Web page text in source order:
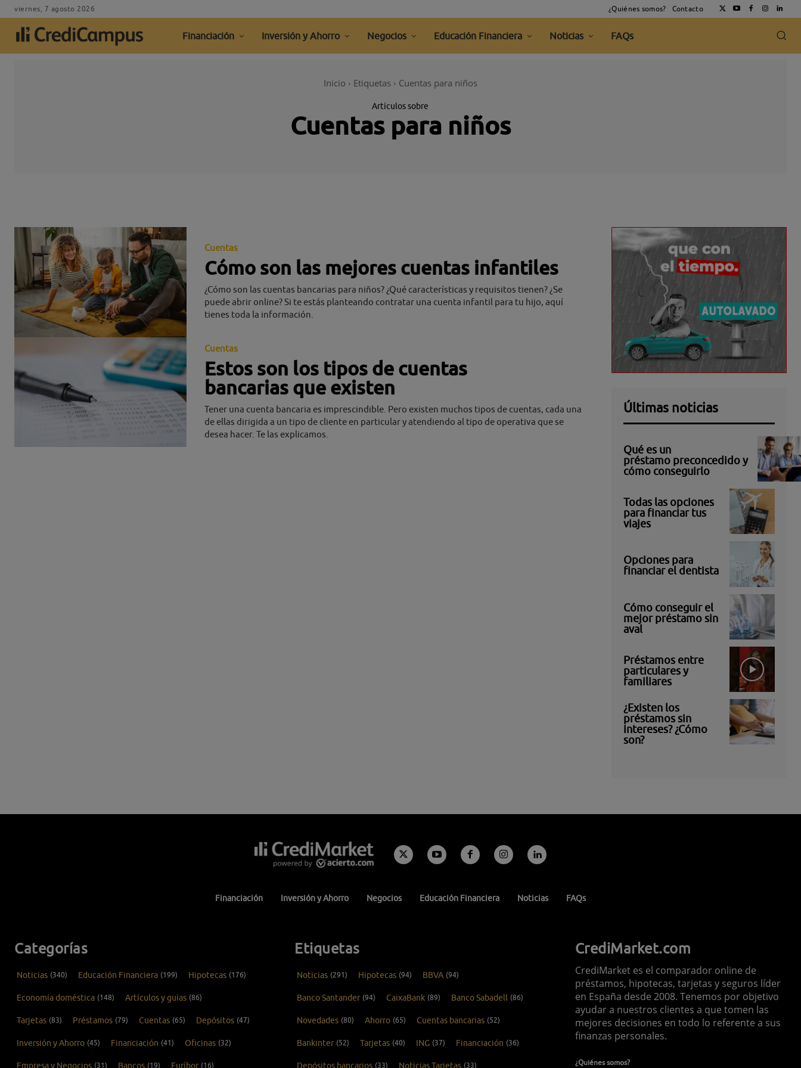
viernes, 7 agosto 2026 ¿Quiénes somos? Contacto
Financiación Inversión y Ahorro Negocios Educación Financiera Noticias FAQs
Inicio Etiquetas Cuentas para niños
Artículos sobre
Cuentas para niños
Cuentas
Cómo son las mejores cuentas infantiles
¿Cómo son las cuentas bancarias para niños? ¿Qué características y requisitos tienen? ¿Se
puede abrir online? Si te estás planteando contratar una cuenta infantil para tu hijo, aquí
tienes toda la información.
Cuentas
Estos son los tipos de cuentas
bancarias que existen
Tener una cuenta bancaria es imprescindible. Pero existen muchos tipos de cuentas, cada una
de ellas dirigida a un tipo de cliente en particular y atendiendo al tipo de operativa que se
desea hacer. Te las explicamos.
Últimas noticias
Qué es un
préstamo preconcedido y
cómo conseguirlo
Todas las opciones
para financiar tus
viajes
Opciones para
financiar el dentista
Cómo conseguir el
mejor préstamo sin
aval
Préstamos entre
particulares y
familiares
¿Existen los
préstamos sin
intereses? ¿Cómo
son?
Financiación Inversión y Ahorro Negocios Educación Financiera Noticias FAQs
Categorías
Noticias (340) Educación Financiera (199) Hipotecas (176)
Economía doméstica (148) Artículos y guías (86)
Tarjetas (83) Préstamos (79) Cuentas (65) Depósitos (47)
Inversión y Ahorro (45) Financiación (41) Oficinas (32)
Empresa y Negocios (31) Bancos (19) Euríbor (16)
Etiquetas
Noticias (291) Hipotecas (94) BBVA (94)
Banco Santander (94) CaixaBank (89) Banco Sabadell (86)
Novedades (80) Ahorro (65) Cuentas bancarias (52)
Bankinter (52) Tarjetas (40) ING (37) Financiación (36)
Depósitos bancarios (33) Noticias Tarjetas (33)
CrediMarket.com
CrediMarket es el comparador online de
préstamos, hipotecas, tarjetas y seguros líder
en España desde 2008. Tenemos por objetivo
ayudar a nuestros clientes a que tomen las
mejores decisiones en todo lo referente a sus
finanzas personales.
¿Quiénes somos?